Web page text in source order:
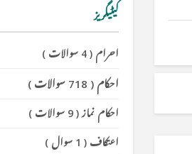
کیٹیگریز
احرام(4 سوالات )
احکام( 718 سوالات )
احکام نماز(9 سوالات )
اعتکاف( 1 سوال )